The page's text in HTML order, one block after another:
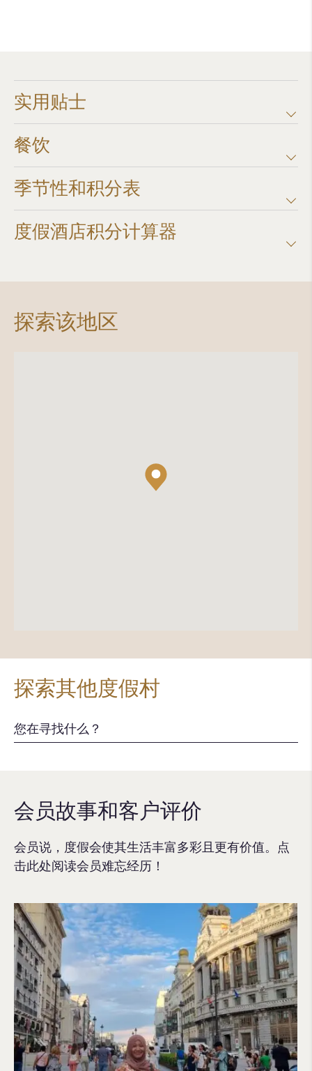
实用贴士
餐饮
季节性和积分表
度假酒店积分计算器​
探索该地区
探索其他度假村
会员故事和客户评价
会员说，度假会使其生活丰富多彩且更有价值。点
击此处阅读会员难忘经历！